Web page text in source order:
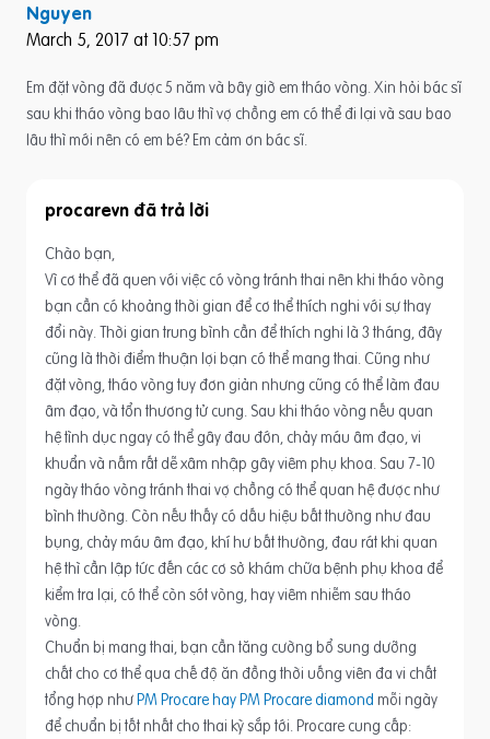
Nguyen
March 5, 2017 at 10:57 pm
Em đặt vòng đã được 5 năm và bây giờ em tháo vòng. Xin hỏi bác sĩ
sau khi tháo vòng bao lâu thì vợ chồng em có thể đi lại và sau bao
lâu thì mới nên có em bé? Em cảm ơn bác sĩ.
procarevn
Chào bạn,
Vì cơ thể đã quen với việc có vòng tránh thai nên khi tháo vòng
bạn cần có khoảng thời gian để cơ thể thích nghi với sự thay
đổi này. Thời gian trung bình cần để thích nghi là 3 tháng, đây
cũng là thời điểm thuận lợi bạn có thể mang thai. Cũng như
đặt vòng, tháo vòng tuy đơn giản nhưng cũng có thể làm đau
âm đạo, và tổn thương tử cung. Sau khi tháo vòng nếu quan
hệ tình dục ngay có thể gây đau đớn, chảy máu âm đạo, vi
khuẩn và nấm rất dễ xâm nhập gây viêm phụ khoa. Sau 7-10
ngày tháo vòng tránh thai vợ chồng có thể quan hệ được như
bình thường. Còn nếu thấy có dấu hiệu bất thường như đau
bụng, chảy máu âm đạo, khí hư bất thường, đau rát khi quan
hệ thì cần lập tức đến các cơ sở khám chữa bệnh phụ khoa để
kiểm tra lại, có thể còn sót vòng, hay viêm nhiễm sau tháo
vòng.
Chuẩn bị mang thai, bạn cần tăng cường bổ sung dưỡng
chất cho cơ thể qua chế độ ăn đồng thời uống viên đa vi chất
tổng hợp nhưPM Procare hay PM Procare diamond mỗi ngày
để chuẩn bị tốt nhất cho thai kỳ sắp tới. Procare cung cấp: